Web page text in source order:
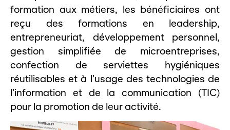
formation aux métiers, les bénéficiaires ont
reçu des formations en leadership,
entrepreneuriat, développement personnel,
gestion simplifiée de microentreprises,
confection de serviettes hygiéniques
réutilisables et à l’usage des technologies de
l’information et de la communication (TIC)
pour la promotion de leur activité.